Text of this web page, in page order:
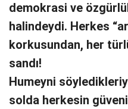
demokrasi ve
halindeydi. Herkes
korkusundan, her
sandı!
Humeyni
solda herkesin